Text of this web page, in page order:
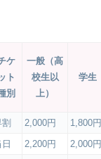
ケ
ト
別
一般（高
校生以
上）
学生
2,000円 1,800円
2,200円 2,000円